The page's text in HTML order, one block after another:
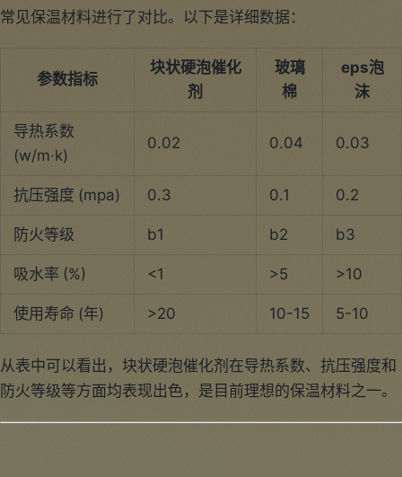
常见保温材料进行了对比。以下是详细数据：
参数指标
块状硬泡催化
剂
玻璃
棉
eps泡
沫
导热系数
(w/m·k)
0.02 0.04 0.03
抗压强度 (mpa) 0.3 0.1
0.2
防火等级
b1 b2
b3
吸水率 (%)
<1 >5
>10
使用寿命 (年)
>20 10-15 5-10
从表中可以看出，块状硬泡催化剂在导热系数、抗压强度和
防火等级等方面均表现出色，是目前理想的保温材料之一。